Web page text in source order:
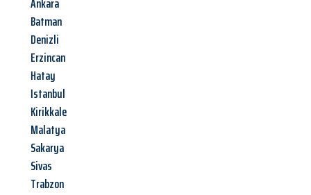
Batman
Denizli
Erzincan
Hatay
Istanbul
Kirikkale
Malatya
Sakarya
Sivas
Trabzon